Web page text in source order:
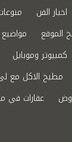
اخبار الفن
الموقع
كمبيوتر وموبايل
مطبخ الاكل مع
عقارات في